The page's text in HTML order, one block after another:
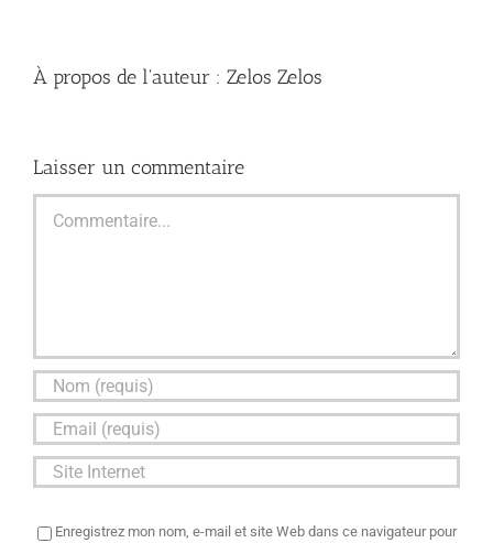
À propos de l'auteur : Zelos Zelos
Laisser un commentaire
Enregistrez mon nom, e-mail et site Web dans ce navigateur pour